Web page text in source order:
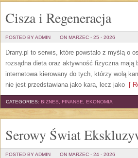
Cisza i Regeneracja
POSTED BY ADMIN ON MARZEC - 25 - 2026
Drarry.pl to serwis, które powstało z myślą o
rozsądna dieta oraz aktywność fizyczna
internetowa kierowany do tych, którzy wolą
nie jest przedstawiana jako kara, lecz jako [
CATEGORIES: BIZNES, FINANSE, EKONOMIA
Serowy Świat
POSTED BY ADMIN ON MARZEC - 24 - 2026